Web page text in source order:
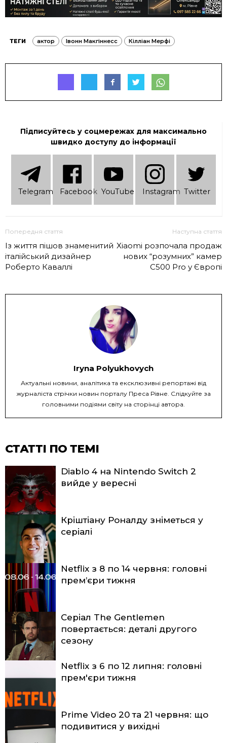
ТЕГИ актор Івонн Макгіннесс Кілліан Мерфі
Підписуйтесь у соцмережах для максимально
швидко доступу до інформації
Telеgram Facebook YouTube Instagram Twitter
Попередня стаття
Із життя пішов знаменитий
італійський дизайнер
Роберто Каваллі
Наступна стаття
Xiaomi розпочала продаж
нових “розумних” камер
C500 Pro у Європі
Iryna Polyukhovych
Актуальні новини, аналітика та ексклюзивні репортажі від
журналіста стрічки новин порталу Преса Рівне. Слідкуйте за
головними подіями світу на сторінці автора.
СТАТТІ ПО ТЕМІ
Diablo 4 на Nintendo Switch 2
вийде у вересні
Кріштіану Роналду зніметься у
серіалі
Netflix з 8 по 14 червня: головні
прем’єри тижня
Серіал The Gentlemen
повертається: деталі другого
сезону
Netflix з 6 по 12 липня: головні
прем'єри тижня
Prime Video 20 та 21 червня: що
подивитися у вихідні